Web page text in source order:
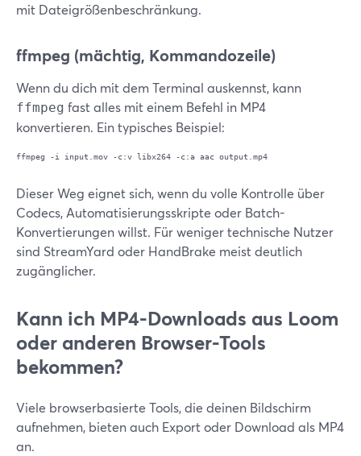
mit Dateigrößenbeschränkung.
ffmpeg (mächtig, Kommandozeile)
Wenn du dich mit dem Terminal auskennst, kann
ffmpeg fast alles mit einem Befehl in MP4
konvertieren. Ein typisches Beispiel:
Dieser Weg eignet sich, wenn du volle Kontrolle über
Codecs, Automatisierungsskripte oder Batch-
Konvertierungen willst. Für weniger technische Nutzer
sind StreamYard oder HandBrake meist deutlich
zugänglicher.
Kann ich MP4-Downloads aus Loom
oder anderen Browser-Tools
bekommen?
Viele browserbasierte Tools, die deinen Bildschirm
aufnehmen, bieten auch Export oder Download als MP4
an.